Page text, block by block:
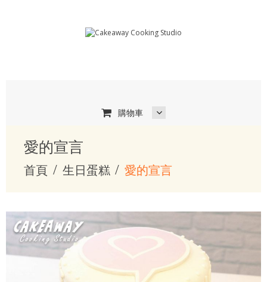
購物車
愛的宣言
首頁 生日蛋糕 愛的宣言